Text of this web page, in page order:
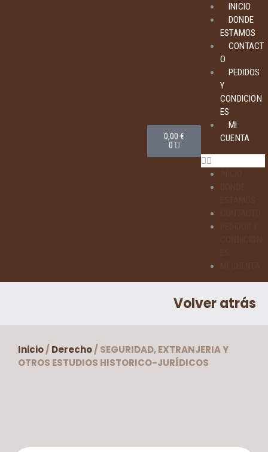
0,00€
0
INICIO
DONDE
ESTAMOS
CONTACT
O
PEDIDOS
Y
CONDICION
ES
MI
CUENTA
Volver atrás
Inicio/ Derecho/ SEGURIDAD, EXTRANJERIA Y
OTROS ESTUDIOS HISTORICO-JURÍDICOS